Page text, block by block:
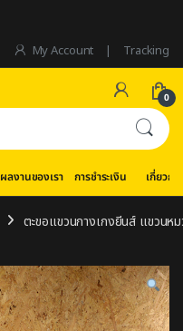
My Account Tracking
0
ผลงานของเรา การชำระเงิน เกี่ยวกับ
ตะขอแขวนกางเกงยีนส์ แขวนห